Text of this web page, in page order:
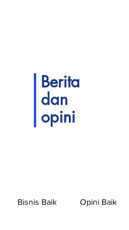
Berita
dan
opini
Bisnis Baik Opini Baik